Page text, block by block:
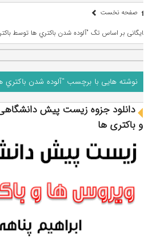
صفحه نخست
بایگانی بر اساس تگ "آلوده شدن باکتري ها توسط
نوشته هایی با برچسب "آلوده شدن باکتري
دانلود جزوه زیست پیش
و باکتری ها